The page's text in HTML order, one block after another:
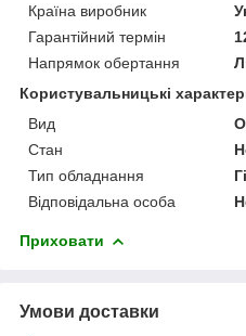
Країна виробник
Гарантійний термін
Напрямок обертання
Користувальницькі
Вид
Стан
Тип обладнання
Відповідальна особа
Приховати
Умови доставки